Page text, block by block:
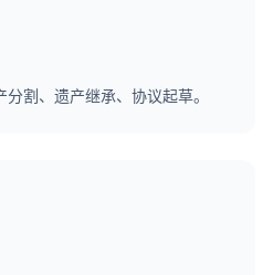
割、遗产继承、协议起草。